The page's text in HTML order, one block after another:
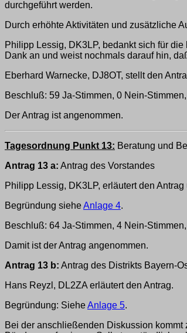
durchgeführt werden.
Durch erhöhte Aktivitäten und zusätzliche
Philipp Lessig, DK3LP, bedankt sich für
Dank an und weist nochmals darauf hin,
Eberhard Warnecke, DJ8OT, stellt den
Beschluß: 59 Ja-Stimmen, 0 Nein-
Der Antrag ist angenommen.
Tagesordnung Punkt 13: Beratung und
Antrag 13 a: Antrag des Vorstandes
Philipp Lessig, DK3LP, erläutert den
Begründung sieheAnlage 4.
Beschluß: 64 Ja-Stimmen, 4 Nein-
Damit ist der Antrag angenommen.
Antrag 13 b: Antrag des Distrikts Bayern-
Hans Reyzl, DL2ZA erläutert den Antrag.
Begründung: SieheAnlage 5.
Bei der anschließenden Diskussion